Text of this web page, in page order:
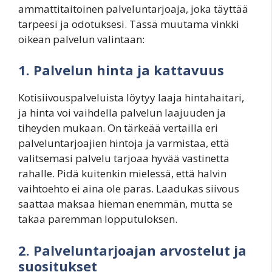
ammattitaitoinen palveluntarjoaja, joka täyttää
tarpeesi ja odotuksesi. Tässä muutama vinkki
oikean palvelun valintaan:
1. Palvelun hinta ja kattavuus
Kotisiivouspalveluista löytyy laaja hintahaitari,
ja hinta voi vaihdella palvelun laajuuden ja
tiheyden mukaan. On tärkeää vertailla eri
palveluntarjoajien hintoja ja varmistaa, että
valitsemasi palvelu tarjoaa hyvää vastinetta
rahalle. Pidä kuitenkin mielessä, että halvin
vaihtoehto ei aina ole paras. Laadukas siivous
saattaa maksaa hieman enemmän, mutta se
takaa paremman lopputuloksen.
2. Palveluntarjoajan arvostelut ja
suositukset